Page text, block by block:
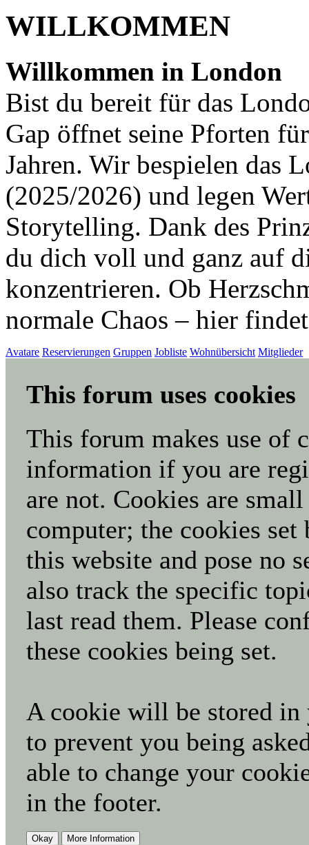
WILLKOMMEN
Willkommen in London
Bist du bereit für das
Gap öffnet seine Pforten
Jahren. Wir bespielen das
(2025/2026) und legen
Storytelling. Dank des
du dich voll und ganz auf
konzentrieren. Ob
normale Chaos – hier
Avatare Reservierungen Gruppen Jobliste Wohnübersicht Mitglieder
This forum uses cookies
This forum makes use of
information if you are
are not. Cookies are
computer; the cookies
this website and pose no
also track the specific
last read them. Please
these cookies being set.
A cookie will be stored in
to prevent you being
able to change your
in the footer.